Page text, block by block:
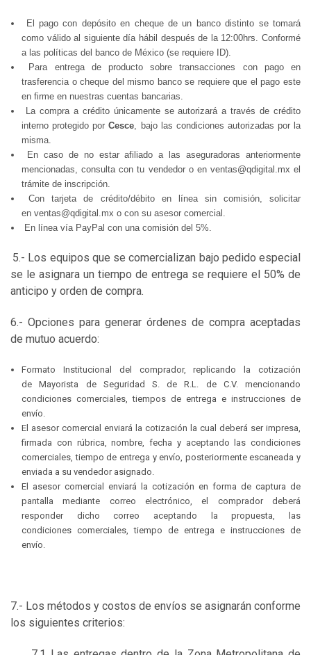
El pago con depósito en cheque de un banco distinto se tomará
como válido al siguiente día hábil después de la 12:00hrs. Conformé
a las políticas del banco de México (se requiere ID).
Para entrega de producto sobre transacciones con pago en
trasferencia o cheque del mismo banco se requiere que el pago este
en firme en nuestras cuentas bancarias.
La compra a crédito únicamente se autorizará a través de crédito
interno protegido porCesce , bajo las condiciones autorizadas por la
misma.
En caso de no estar afiliado a las aseguradoras anteriormente
mencionadas, consulta con tu vendedor o en ventas@qdigital.mx el
trámite de inscripción.
Con tarjeta de crédito/débito en línea sin comisión, solicitar
enventas@qdigital.mx o con su asesor comercial.
En línea vía PayPal con una comisión del 5%.
5.- Los equipos que se comercializan bajo pedido especial
se le asignara un tiempo de entrega se requiere el 50% de
anticipo y orden de compra.
6.- Opciones para generar órdenes de compra aceptadas
de mutuo acuerdo:
Formato Institucional del comprador, replicando la cotización
de Mayorista de Seguridad S. de R.L. de C.V. mencionando
condiciones comerciales, tiempos de entrega e instrucciones de
envío.
El asesor comercial enviará la cotización la cual deberá ser impresa,
firmada con rúbrica, nombre, fecha y aceptando las condiciones
comerciales, tiempo de entrega y envío, posteriormente escaneada y
enviada a su vendedor asignado.
El asesor comercial enviará la cotización en forma de captura de
pantalla mediante correo electrónico, el comprador deberá
responder dicho correo aceptando la propuesta, las
condiciones comerciales, tiempo de entrega e instrucciones de
envío.
7.- Los métodos y costos de envíos se asignarán conforme
los siguientes criterios: